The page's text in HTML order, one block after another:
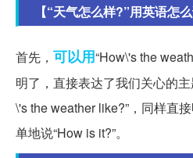
【“天气怎么样?”用英语怎
首先， 可以用“How\'s the
明了，直接表达了我们关心的
\'s the weather like?”，同样直
单地说“How is it?”。